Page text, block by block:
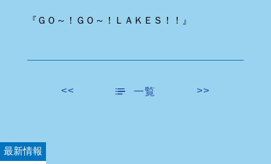
『ＧＯ～！ＧＯ～！ＬＡＫＥＳ！！』
<< 一覧 >>
最新情報